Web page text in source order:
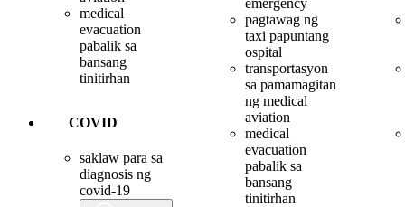
medical
evacuation
pabalik sa
bansang
tinitirhan
COVID
saklaw para sa
diagnosis ng
covid-19
pagtawag ng
taxi papuntang
ospital
transportasyon
sa pamamagitan
ng medical
aviation
medical
evacuation
pabalik sa
bansang
tinitirhan